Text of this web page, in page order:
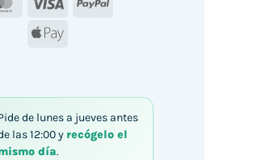
Apple
de lunes a jueves antes
las 12:00 y recógelo el
día.